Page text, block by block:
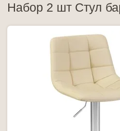
Набор 2 шт Стул